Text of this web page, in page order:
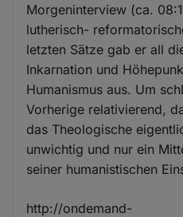
Morgeninterview (ca.
lutherisch-
letzten Sätze gab er all
Inkarnation und
Humanismus aus. Um
Vorherige relativierend,
das Theologische
unwichtig und nur ein
seiner humanistischen
http://ondemand-